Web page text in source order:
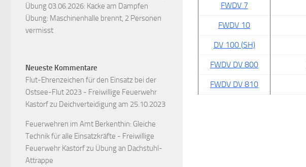
FWDV 7
FWDV 10
DV 100 (SH)
FWDV DV 800
FWDV DV 810
Übung 03.06.2026: Kacke am Dampfen
Übung: Maschinenhalle brennt, 2 Personen
vermisst
Neueste Kommentare
Flut-Ehrenzeichen für den Einsatz bei der
Ostsee-Flut 2023 - Freiwillige Feuerwehr
Kastorfzu Deichverteidigung am 25.10.2023
Feuerwehren im Amt Berkenthin: Gleiche
Technik für alle Einsatzkräfte - Freiwillige
Feuerwehr Kastorfzu Übung an Dachstuhl-
Attrappe